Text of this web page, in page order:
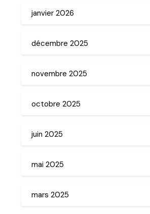
janvier 2026
décembre 2025
novembre 2025
octobre 2025
juin 2025
mai 2025
mars 2025